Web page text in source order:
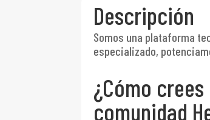
Descripción
Somos una plataforma
especializado,
¿Cómo
comunidad